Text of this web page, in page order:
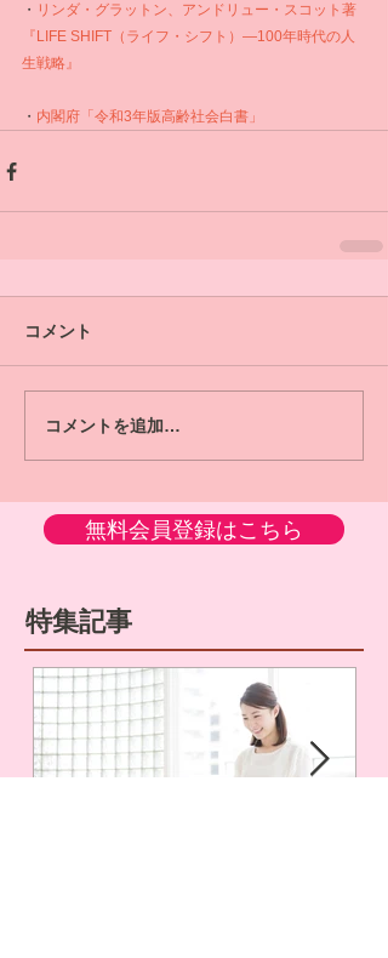
・ リンダ・グラットン、アンドリュー・スコット著
『LIFE SHIFT（ライフ・シフト）―100年時代の人
生戦略』
・ 内閣府「令和3年版高齢社会白書」
コメント
コメントを追加…
無料会員登録はこちら
特集記事